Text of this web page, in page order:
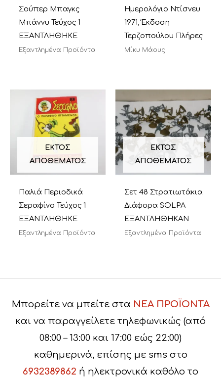
Σούπερ Μπαγκς
Μπάννυ Τεύχος 1
ΕΞΑΝΤΛΗΘΗΚΕ
Εξαντλημένα Προϊόντα
Ημερολόγιο Ντίσνευ
1971, Έκδοση
Τερζοπούλου Πλήρες
Μίκυ Μάους
ΕΚΤΌΣ
ΑΠΟΘΈΜΑΤΟΣ
Παλιά Περιοδικά
Σεραφίνο Τεύχος 1
ΕΞΑΝΤΛΗΘΗΚΕ
Εξαντλημένα Προϊόντα
ΕΚΤΌΣ
ΑΠΟΘΈΜΑΤΟΣ
Σετ 48 Στρατιωτάκια
Διάφορα SOLPA
ΕΞΑΝΤΛΗΘΗΚΑΝ
Εξαντλημένα Προϊόντα
Μπορείτε να μπείτε στα ΝΕΑ ΠΡΟΪΟΝΤΑ
και να παραγγείλετε τηλεφωνικώς (από
08:00 – 13:00 και 17:00 εώς 22:00)
καθημερινά, επίσης με sms στο
6932389862 ή ηλεκτρονικά καθόλο το